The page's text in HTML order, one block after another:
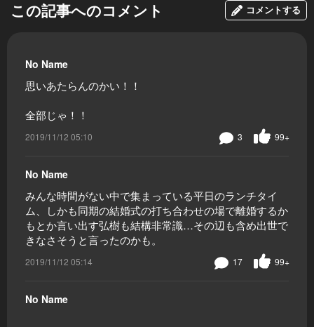
この記事へのコメント コメントする
No Name
思いあたらんのかい！！
全部じゃ！！
2019/11/12 05:10 99+
3
No Name
みんな時間がない中で集まっている平日のランチタイ
ム、しかも同期の結婚式の打ち合わせの場で離婚するか
もとか言い出す弘樹も結構非常識…その辺も含め出世で
きなさそうと言ったのかも。
2019/11/12 05:14 99+
17
No Name